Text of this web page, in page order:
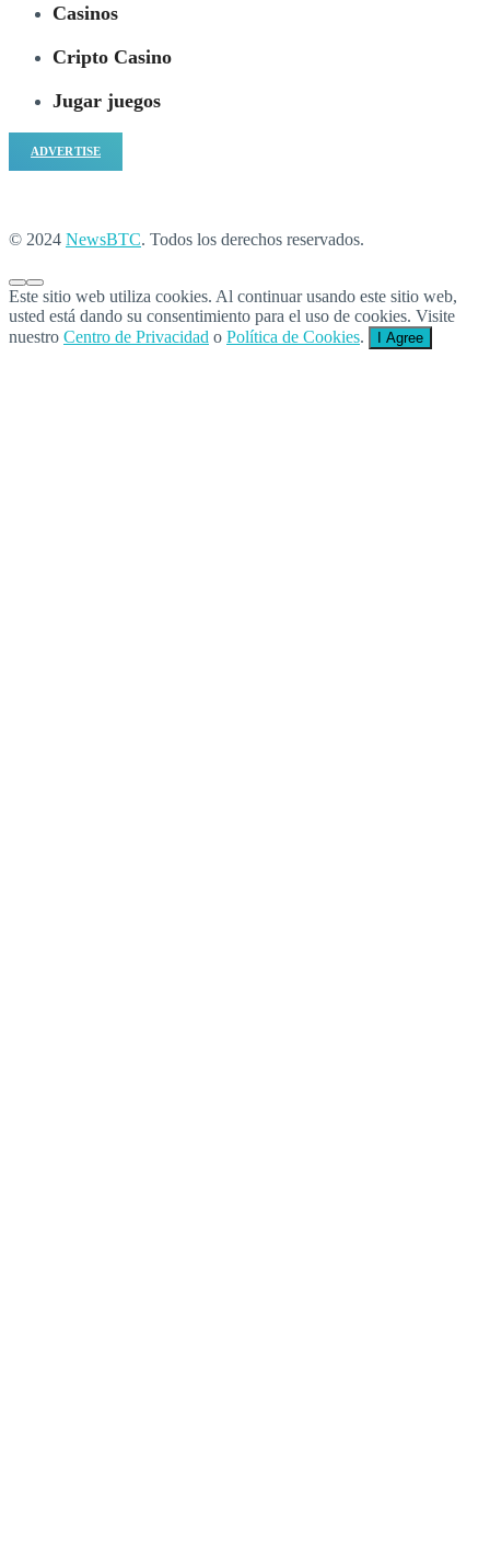
Casinos
Cripto Casino
Jugar juegos
ADVERTISE
© 2024 NewsBTC. Todos los derechos reservados.
Este sitio web utiliza cookies. Al continuar usando este sitio web,
usted está dando su consentimiento para el uso de cookies. Visite
nuestro Centro de Privacidad o Política de Cookies. I Agree